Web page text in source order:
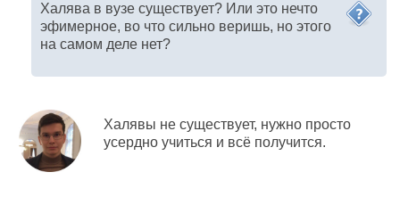
Халява в вузе существует? Или это нечто
эфимерное, во что сильно веришь, но этого
на самом деле нет?
Халявы не существует, нужно просто
усердно учиться и всё получится.